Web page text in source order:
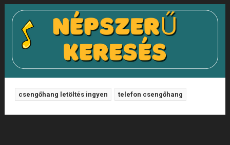
csengőhang letöltés ingyen telefon csengőhang